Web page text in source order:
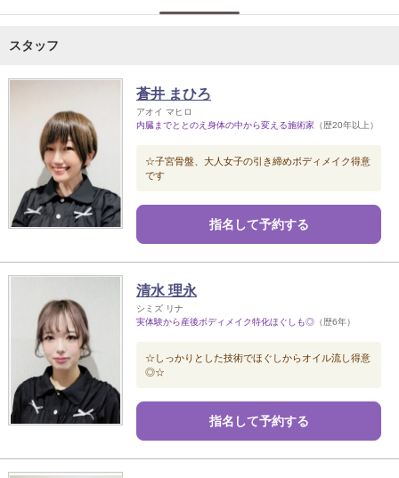
スタッフ
蒼井 まひろ
アオイ マヒロ
内臓までととのえ身体の中から変える施術家 （歴20年以上）
☆子宮骨盤、大人女子の引き締めボディメイク得意
です
指名して予約する
清水 理永
シミズ リナ
実体験から産後ボディメイク特化ほぐしも◎ （歴6年）
☆しっかりとした技術でほぐしからオイル流し得意
◎☆
指名して予約する